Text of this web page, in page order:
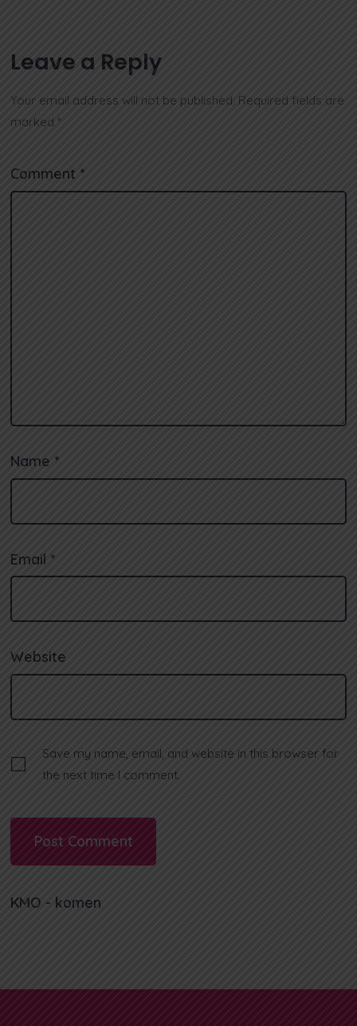
Leave a Reply
Your email address will not be published. Required fields are
marked *
Comment *
Name *
Email *
Website
Save my name, email, and website in this browser for
the next time I comment.
KMO - komen